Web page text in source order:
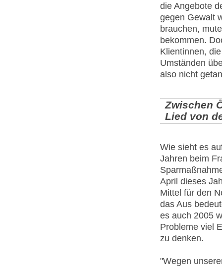
die Angebote
gegen Gewalt
brauchen,
bekommen.
Klientinnen,
Umständen
also nicht
Zwischen
Lied von
Wie sieht es
Jahren beim
April dieses
Mittel für den
das Aus
es auch 2005
Probleme viel
zu denken.
"Wegen